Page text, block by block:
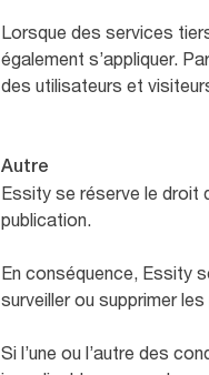
Lorsque des services
également s’appliquer.
des utilisateurs et
Autre
Essity se réserve le droit
publication.
En conséquence, Essity
surveiller ou supprimer
Si l’une ou l’autre des